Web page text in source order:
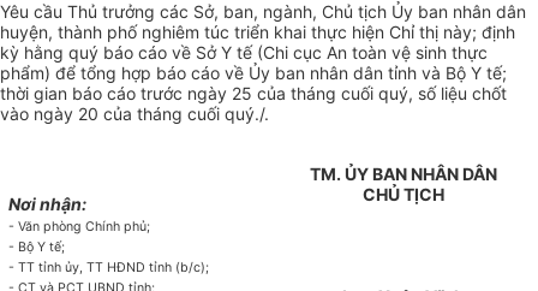
Yêu cầu Thủ trưởng các Sở, ban, ngành, Chủ tịch Ủy ban nhân dân
huyện, thành phố nghiêm túc triển khai thực hiện Chỉ thị này; định
kỳ hằng quý báo cáo về Sở Y tế (Chi cục An toàn vệ sinh thực
phẩm) để tổng hợp báo cáo về Ủy ban nhân dân tỉnh và Bộ Y tế;
thời gian báo cáo trước ngày 25 của tháng cuối quý, số liệu chốt
vào ngày 20 của tháng cuối quý./.
Nơi nhận:
- Văn phòng Chính phủ;
- BộY tế;
- TT tỉnh ủy, TT HĐND tỉnh (b/c);
TM. ỦY BAN NHÂN DÂN
CHỦTỊCH